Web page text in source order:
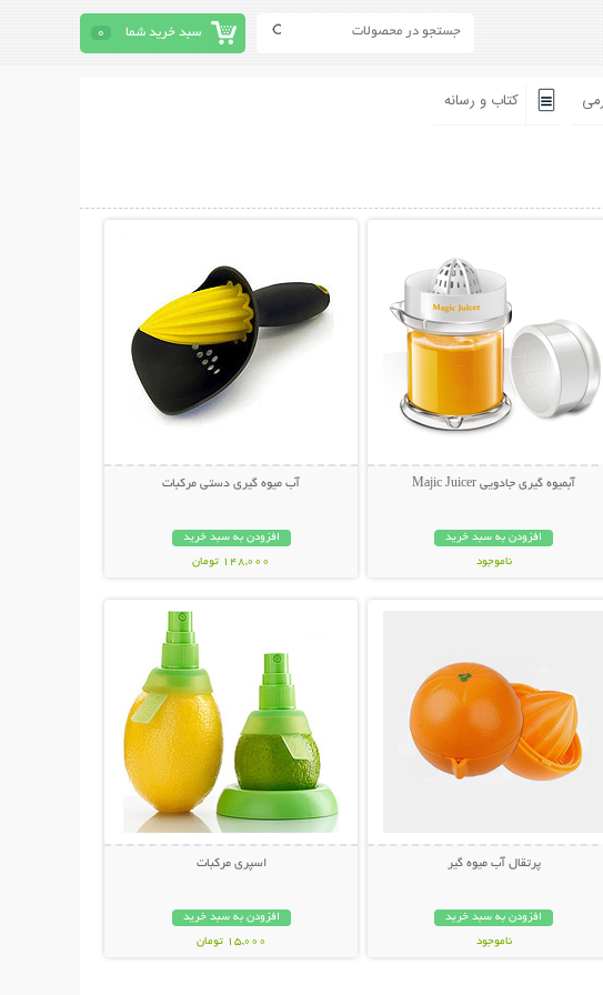
سبد خرید شما 0
کتاب و رسانه
آبمیوه گیری جادویی Majic Juicer
افزودن به سبد خرید
ناموجود
آب میوه گیری دستی مرکبات
افزودن به سبد خرید
148,000 تومان
پرتقال آب ميوه گير
افزودن به سبد خرید
ناموجود
اسپری مرکبات
افزودن به سبد خرید
15,000 تومان